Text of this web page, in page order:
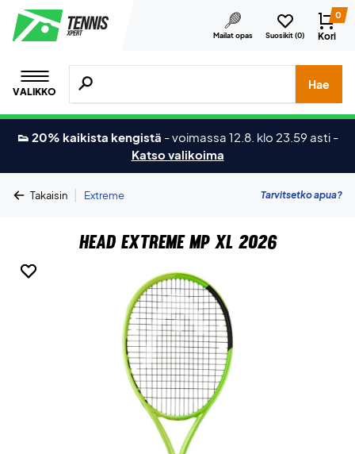
Mailat opas Suosikit (0)
0
Kori
VALIKKO
Hae tuotteita, merkkejä jne.
Hae
👟 20% kaikista kengistä -voimassa 12.8. klo 23.59 asti -
Katso valikoima
Takaisin | Extreme Tarvitsetko apua?
Head Extreme MP XL 2026